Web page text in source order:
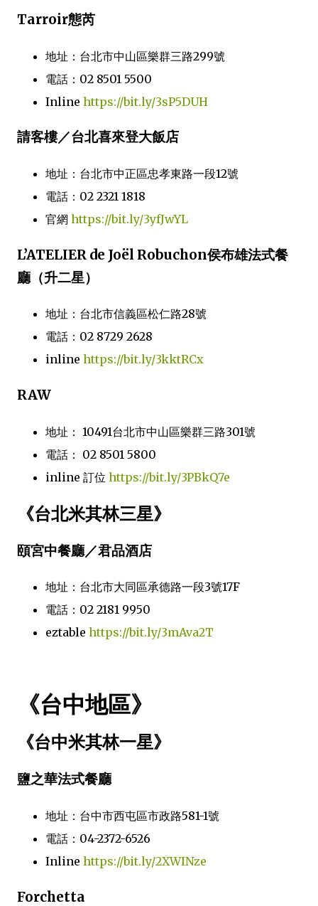
Tarroir態芮
地址：台北市中山區樂群三路299號
電話：02 8501 5500
Inline https://bit.ly/3sP5DUH
請客樓／台北喜來登大飯店
地址：台北市中正區忠孝東路一段12號
電話：02 2321 1818
官網 https://bit.ly/3yfJwYL
L’ATELIER de Joël Robuchon侯布雄法式餐
廳（升二星）
地址：台北市信義區松仁路28號
電話：02 8729 2628
inline https://bit.ly/3kktRCx
RAW
地址： 10491台北市中山區樂群三路301號
電話： 02 8501 5800
inline 訂位 https://bit.ly/3PBkQ7e
《台北米其林三星》
頤宮中餐廳／君品酒店
地址：台北市大同區承德路一段3號17F
電話：02 2181 9950
eztable https://bit.ly/3mAva2T
《台中地區》
《台中米其林一星》
鹽之華法式餐廳
地址：台中市西屯區市政路581-1號
電話：04-2372-6526
Inline https://bit.ly/2XWINze
Forchetta